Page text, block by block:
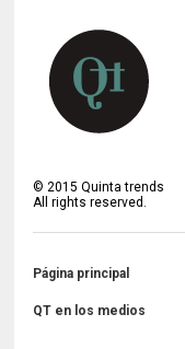
©2015 Quinta trends
All rights reserved.
Página principal
QT en los medios